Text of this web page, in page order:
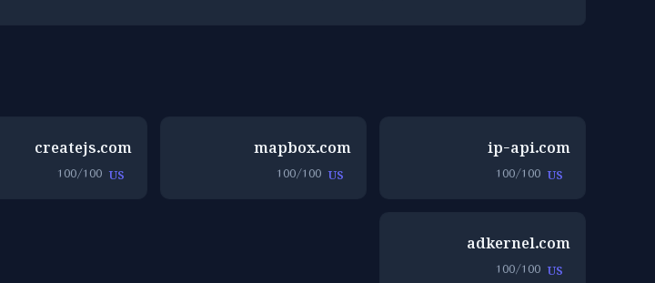
ip-api.com
US
100/100
mapbox.com
US
100/100
createjs.com
US
100/100
adkernel.com
US
100/100